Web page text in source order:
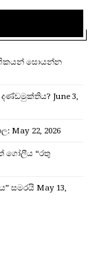
සොයන්න
දණ්ඩමුක්තිය? June 3,
May 22, 2026
ගෝලීය “රතු
සමරයි May 13,